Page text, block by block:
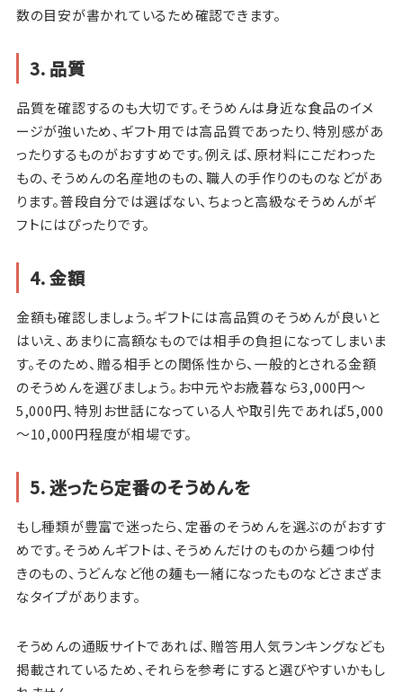
数の目安が書かれているため確認できます。
3. 品質
品質を確認するのも大切です。そうめんは身近な食品のイメ
ージが強いため、ギフト用では高品質であったり、特別感があ
ったりするものがおすすめです。例えば、原材料にこだわった
もの、そうめんの名産地のもの、職人の手作りのものなどがあ
ります。普段自分では選ばない、ちょっと高級なそうめんがギ
フトにはぴったりです。
4. 金額
金額も確認しましょう。ギフトには高品質のそうめんが良いと
はいえ、あまりに高額なものでは相手の負担になってしまいま
す。そのため、贈る相手との関係性から、一般的とされる金額
のそうめんを選びましょう。お中元やお歳暮なら3,000円～
5,000円、特別お世話になっている人や取引先であれば5,000
～10,000円程度が相場です。
5. 迷ったら定番のそうめんを
もし種類が豊富で迷ったら、定番のそうめんを選ぶのがおすす
めです。そうめんギフトは、そうめんだけのものから麺つゆ付
きのもの、うどんなど他の麺も一緒になったものなどさまざま
なタイプがあります。
そうめんの通販サイトであれば、贈答用人気ランキングなども
掲載されているため、それらを参考にすると選びやすいかもし